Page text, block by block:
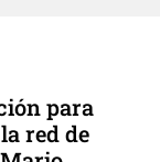
para
red de